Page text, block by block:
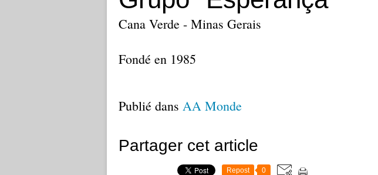
Cana Verde - Minas Gerais
Fondé en 1985
Publié dans AA Monde
Partager cet article
Repost 0